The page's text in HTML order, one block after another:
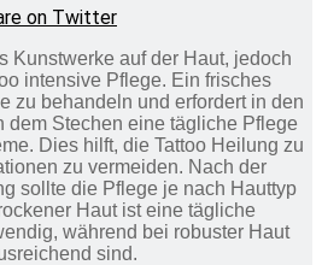
on Twitter
Kunstwerke auf der Haut, jedoch
intensive Pflege. Ein frisches
zu behandeln und erfordert in den
dem Stechen eine tägliche Pflege
Dies hilft, die Tattoo Heilung zu
zu vermeiden. Nach der
sollte die Pflege je nach Hauttyp
Haut ist eine tägliche
während bei robuster Haut
sind.